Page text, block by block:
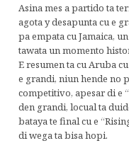
Asina mes a partido ta
agota y desapunta cu e
pa empata cu Jamaica,
tawata un momento
E resumen ta cu Aruba
e grandi, niun hende no
competitivo, apesar di e
den grandi, locual ta
bataya te final cu e
di wega ta bisa hopi.